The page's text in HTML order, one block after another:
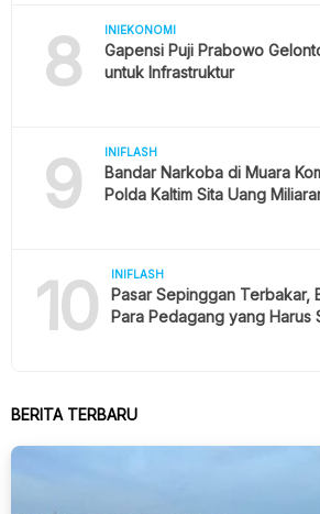
8 INIEKONOMI
Gapensi Puji Prabowo
untuk Infrastruktur
9 INIFLASH
Bandar Narkoba di Muara
Polda Kaltim Sita Uang
10 INIFLASH
Pasar Sepinggan Terbakar,
Para Pedagang yang Harus
BERITA TERBARU